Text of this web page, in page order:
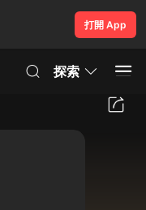
打開 App
探索